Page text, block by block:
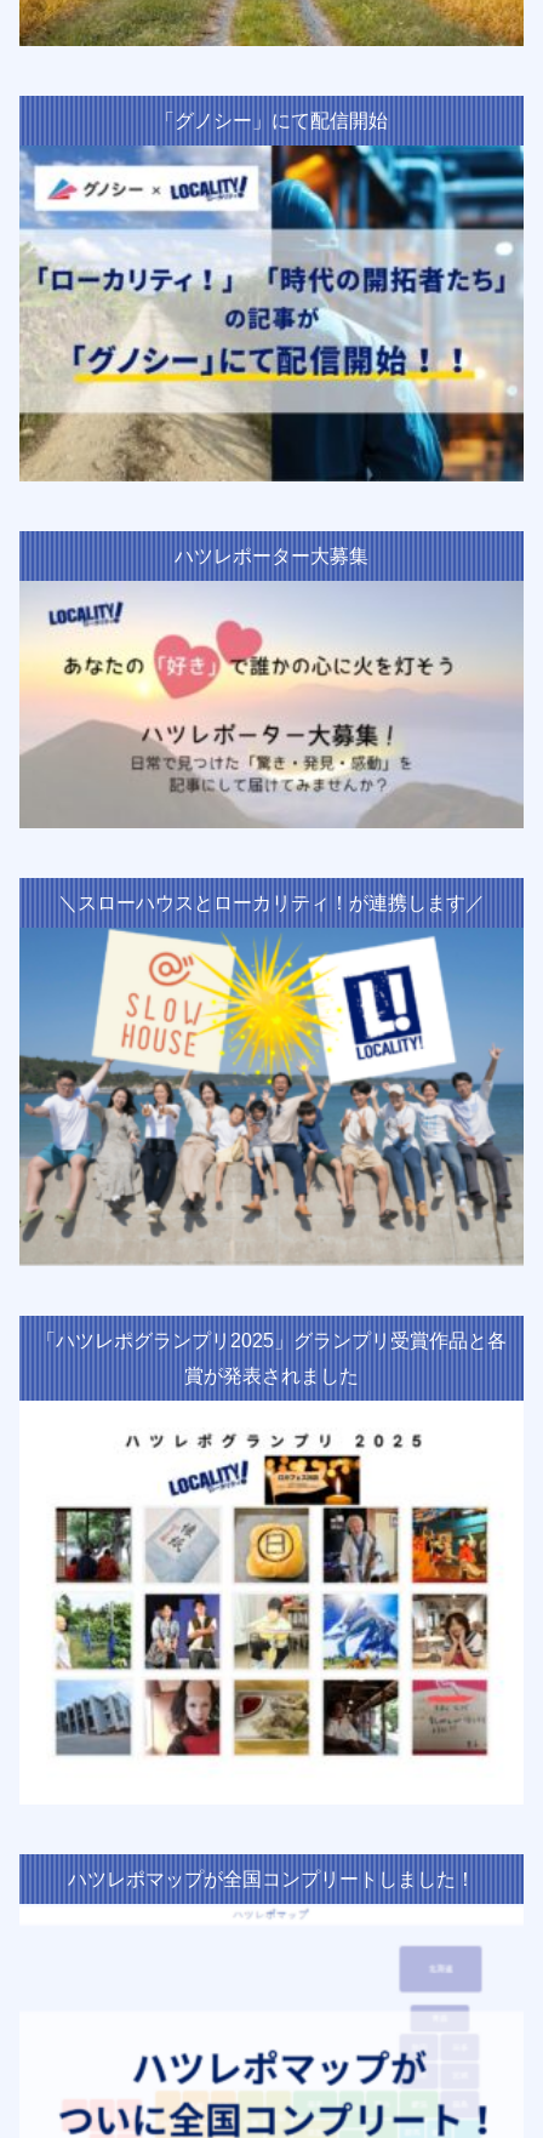
「グノシー」にて配信開始
ハツレポーター大募集
＼スローハウスとローカリティ！が連携します／
「ハツレポグランプリ2025」グランプリ受賞作品と各
賞が発表されました
ハツレポマップが全国コンプリートしました！